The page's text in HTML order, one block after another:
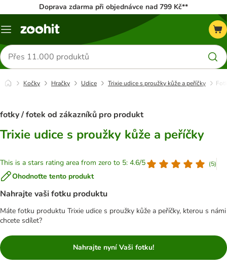
Doprava zdarma při objednávce nad 799 Kč**
Menu
Hledat
produkty
Kočky Hračky Udice Trixie udice s proužky kůže a peříčky
fotky / fotek od zákazníků pro produkt
Trixie udice s proužky kůže a peříčky
This is a stars rating area from zero to 5: 4.6/5 (5)
Ohodnoťte tento produkt
Nahrajte vaši fotku produktu
Máte fotku produktu Trixie udice s proužky kůže a peříčky, kterou s námi
chcete sdílet?
Nahrajte nyní Vaši fotku!